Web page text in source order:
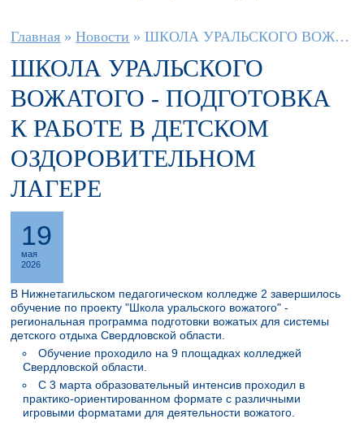
Вы здесь
Главная » Новости » ШКОЛА УРАЛЬСКОГО ВОЖАТОГО - ПОДГОТОВКА К...
ШКОЛА УРАЛЬСКОГО
ВОЖАТОГО - ПОДГОТОВКА
К РАБОТЕ В ДЕТСКОМ
ОЗДОРОВИТЕЛЬНОМ
ЛАГЕРЕ
19
мая
2026
В Нижнетагильском педагогическом колледже 2 завершилось
обучение по проекту "Школа уральского вожатого" -
региональная программа подготовки вожатых для системы
детского отдыха Свердловской области.
Обучение проходило на 9 площадках колледжей
Свердловской области.
С 3 марта образовательный интенсив проходил в
практико-ориентированном формате с различными
игровыми форматами для деятельности вожатого.